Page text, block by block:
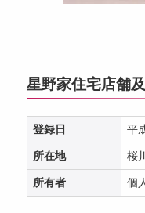
星野家住宅店舗
登録日 平
所在地 桜
所有者 個